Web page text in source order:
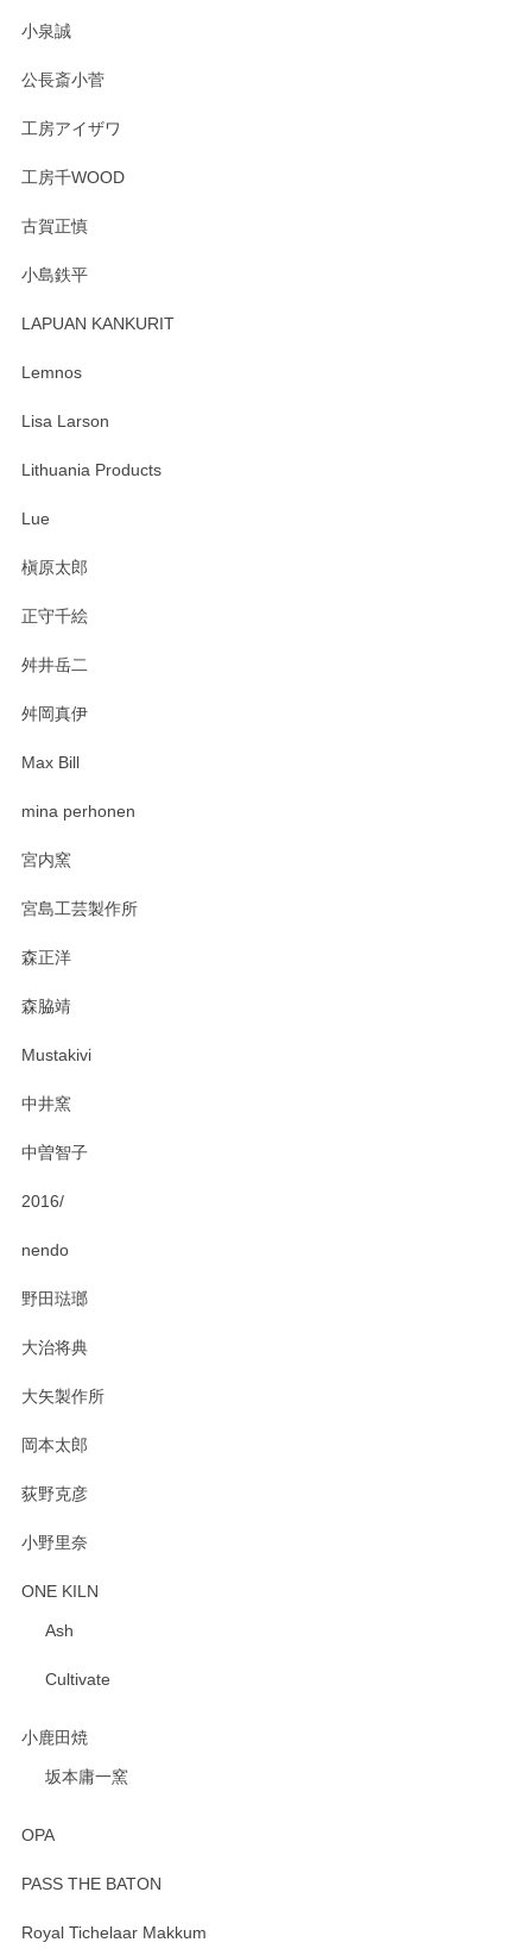
す。 素敵な湯呑みでとても気に入りました。 発送も早く、
たm(_)m
います。無事に届いたようで安心いたしまし
おかけしました。 ありがとうございます。
小泉誠
公長斎小菅
工房アイザワ
工房千WOOD
古賀正慎
小島鉄平
LAPUAN KANKURIT
Lemnos
Lisa Larson
Lithuania Products
Lue
槇原太郎
正守千絵
舛井岳二
舛岡真伊
Max Bill
mina perhonen
宮内窯
宮島工芸製作所
森正洋
森脇靖
Mustakivi
中井窯
中曽智子
2016/
nendo
野田琺瑯
大治将典
大矢製作所
岡本太郎
荻野克彦
小野里奈
ONE KILN
Ash
Cultivate
小鹿田焼
坂本庸一窯
OPA
PASS THE BATON
Royal Tichelaar Makkum